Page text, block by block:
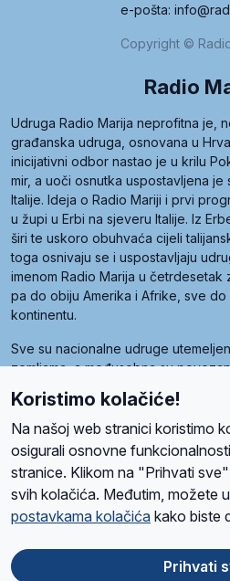
e-pošta:
Copyright ©
Radio
Udruga Radio Marija neprofitna je,
građanska udruga, osnovana u
inicijativni odbor nastao je u krilu
mir, a uoči osnutka uspostavljena je
Italije. Ideja o Radio Mariji i prvi
u župi u Erbi na sjeveru Italije. Iz
širi te uskoro obuhvaća cijeli
toga osnivaju se i uspostavljaju
imenom Radio Marija u
pa do obiju Amerika i Afrike, sve do
kontinentu.
Sve su nacionalne udruge
zemljama, a međusobna su
Radio Maria). Svjetsku obitelj
kojima je i hrvatska Udruga Radio
O namaRadio ProgramVolonteri
Ova stranica je zaštićena
Koristimo kolačiće!
Na našoj web stranici koristimo
osigurali osnovne
stranice. Klikom na "Prihvati
svih kolačića. Međutim, možete
postavkama kolačića kako biste
Prihvati